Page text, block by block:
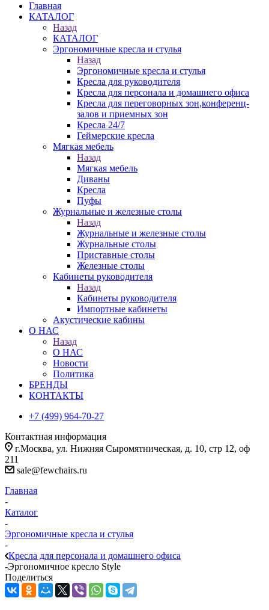
Главная
КАТАЛОГ
Назад
КАТАЛОГ
Эргономичные кресла и стулья
Назад
Эргономичные кресла и стулья
Кресла для руководителя
Кресла для персонала и домашнего офиса
Кресла для переговорных зон,конференц-
залов и приемных зон
Кресла 24/7
Геймерские кресла
Мягкая мебель
Назад
Мягкая мебель
Диваны
Кресла
Пуфы
Журнальные и железные столы
Назад
Журнальные и железные столы
Журнальные столы
Приставные столы
Железные столы
Кабинеты руководителя
Назад
Кабинеты руководителя
Импортные кабинеты
Акустические кабины
О НАС
Назад
О НАС
Новости
Политика
БРЕНДЫ
КОНТАКТЫ
+7 (499) 964-70-27
Контактная информация
г.Москва, ул. Нижняя Сыромятническая, д. 10, стр 12, оф
211
sale@fewchairs.ru
Главная
-
Каталог
-
Эргономичные кресла и стулья
-
Кресла для персонала и домашнего офиса
-Эргономичное кресло Style
Поделиться